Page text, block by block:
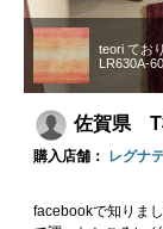
teori てお
LR630A-60
佐賀県 T
購入店舗： レグナ
facebookで知りま